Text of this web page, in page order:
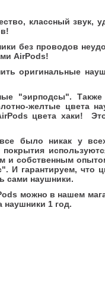
классный звук,
без проводов
AirPods!
оригинальные
"эирподсы".
желтые цвета
цвета хаки!
было никак у
и собственным
И гарантируем, что
сами наушники.
можно в нашем
наушники 1 год.